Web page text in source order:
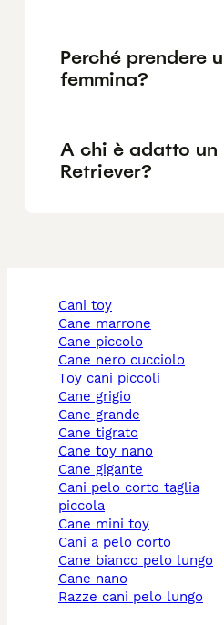
Perché prendere
femmina?
A chi è adatto un
Retriever?
cani toy
cane marrone
cane piccolo
cane nero cucciolo
toy cani piccoli
cane grigio
cane grande
cane tigrato
cane toy nano
cane gigante
cani pelo corto taglia
piccola
cane mini toy
cani a pelo corto
cane bianco pelo lungo
cane nano
razze cani pelo lungo